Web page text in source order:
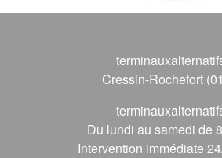
Cressin-Rochefort
Du lundi au samedi de
Intervention immédiate